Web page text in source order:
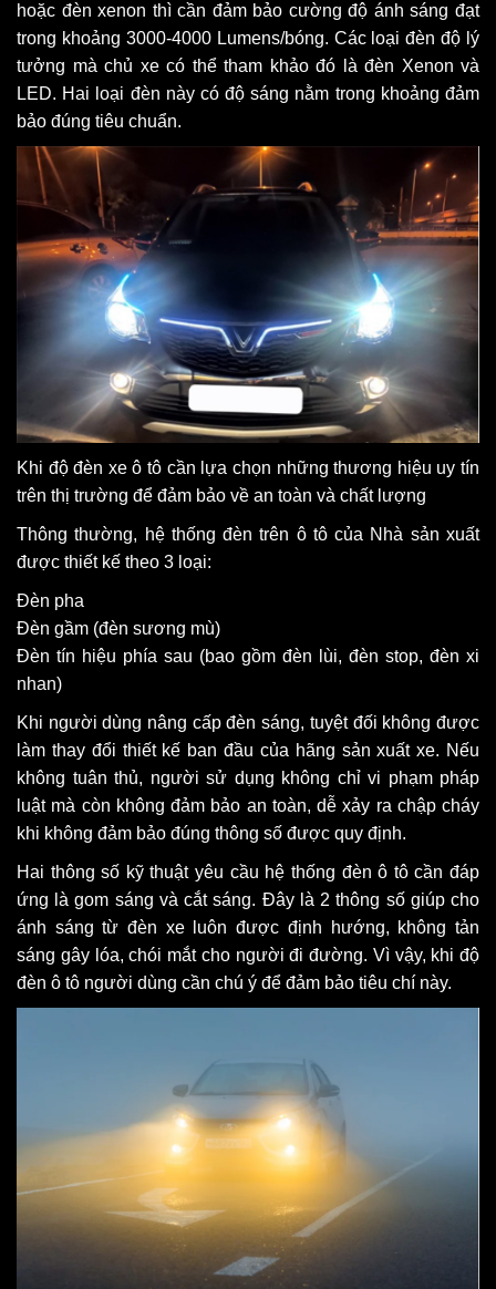
hoặc đèn xenon thì cần đảm bảo cường độ ánh sáng đạt
trong khoảng 3000-4000 Lumens/bóng. Các loại đèn độ lý
tưởng mà chủ xe có thể tham khảo đó là đèn Xenon và
LED. Hai loại đèn này có độ sáng nằm trong khoảng đảm
bảo đúng tiêu chuẩn.
Khi độ đèn xe ô tô cần lựa chọn những thương hiệu uy tín
trên thị trường để đảm bảo về an toàn và chất lượng
Thông thường, hệ thống đèn trên ô tô của Nhà sản xuất
được thiết kế theo 3 loại:
Đèn pha
Đèn gầm (đèn sương mù)
Đèn tín hiệu phía sau (bao gồm đèn lùi, đèn stop, đèn xi
nhan)
Khi người dùng nâng cấp đèn sáng, tuyệt đối không được
làm thay đổi thiết kế ban đầu của hãng sản xuất xe. Nếu
không tuân thủ, người sử dụng không chỉ vi phạm pháp
luật mà còn không đảm bảo an toàn, dễ xảy ra chập cháy
khi không đảm bảo đúng thông số được quy định.
Hai thông số kỹ thuật yêu cầu hệ thống đèn ô tô cần đáp
ứng là gom sáng và cắt sáng. Đây là 2 thông số giúp cho
ánh sáng từ đèn xe luôn được định hướng, không tản
sáng gây lóa, chói mắt cho người đi đường. Vì vậy, khi độ
đèn ô tô người dùng cần chú ý để đảm bảo tiêu chí này.